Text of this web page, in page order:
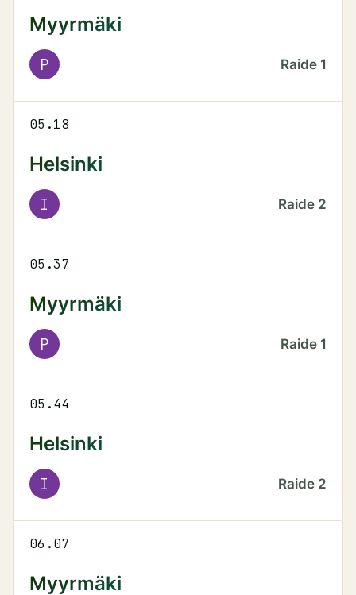
Myyrmäki
P Raide 1
05.18
Helsinki
I Raide 2
05.37
Myyrmäki
P Raide 1
05.44
Helsinki
I Raide 2
06.07
Myyrmäki